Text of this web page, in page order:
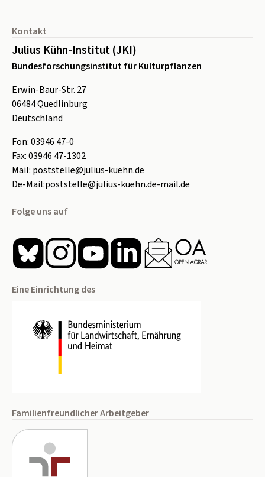
Kontakt
Julius Kühn-Institut (JKI)
Bundesforschungsinstitut für Kulturpflanzen
Erwin-Baur-Str. 27
06484Quedlinburg
Deutschland
Fon:03946 47-0
Fax:03946 47-1302
Mail: poststelle@julius-kuehn.de
De-Mail:poststelle@julius-kuehn.de-mail.de
Folge uns auf
Eine Einrichtung des
Familienfreundlicher Arbeitgeber